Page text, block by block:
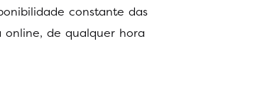
constante das
online, de qualquer hora